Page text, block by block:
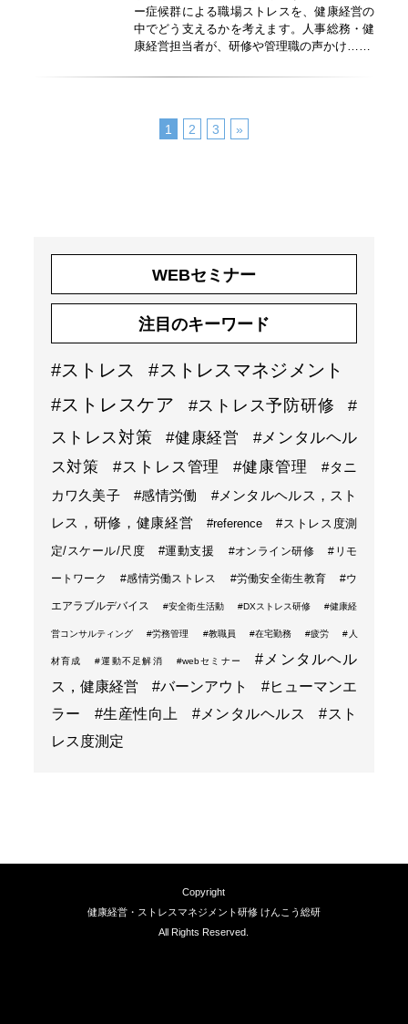
ー症候群による職場ストレスを、健康経営の
中でどう支えるかを考えます。人事総務・健
康経営担当者が、研修や管理職の声かけ……
1 2 3 »
WEBセミナー
注目のキーワード
#ストレス
#ストレスマネジメント
#ストレスケア
#ストレス予防研修
#
ストレス対策
#健康経営
#メンタルヘル
ス対策
#ストレス管理 #健康管理
#タニ
カワ久美子
#感情労働
#メンタルヘルス，スト
レス，研修，健康経営
#reference
#ストレス度測
定/スケール/尺度
#運動支援 #オンライン研修 #リモ
ートワーク #感情労働ストレス #労働安全衛生教育 #ウ
エアラブルデバイス #安全衛生活動 #DXストレス研修 #健康経
営コンサルティング #労務管理 #教職員 #在宅勤務 #疲労 #人
材育成 #運動不足解消 #webセミナー
#メンタルヘル
ス，健康経営
#バーンアウト
#ヒューマンエ
ラー
#生産性向上 #メンタルヘルス
#スト
レス度測定
Copyright
健康経営・ストレスマネジメント研修 けんこう総研
All Rights Reserved.